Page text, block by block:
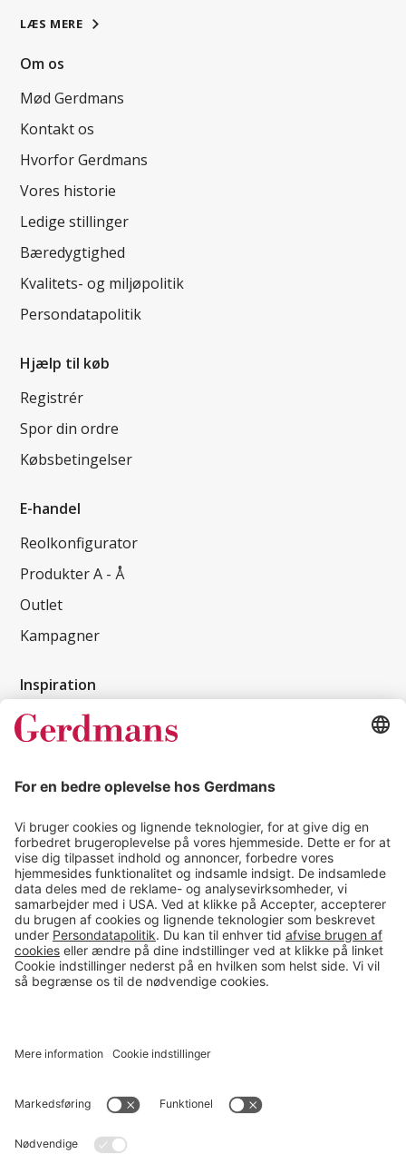
LÆS MERE
Om os
Mød Gerdmans
Kontakt os
Hvorfor Gerdmans
Vores historie
Ledige stillinger
Bæredygtighed
Kvalitets- og miljøpolitik
Persondatapolitik
Hjælp til køb
Registrér
Spor din ordre
Købsbetingelser
E-handel
Reolkonfigurator
Produkter A - Å
Outlet
Kampagner
Inspiration
Kundereferencer
Tips & guides
Kontakt
salg@gerdmans.dk
49 18 07 07
Salgsafdeling åbningstider
08.00-16.00
© 2026 Gerdmans Kontor- & Lagerudstyr A/S Alle priser er ekskl.
Cookie indstillinger